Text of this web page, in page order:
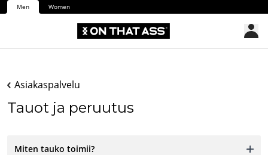
Men Women
Asiakaspalvelu
Tauot ja peruutus
Miten tauko toimii?